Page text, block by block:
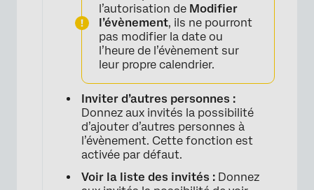
l’autorisation de Modifier
l’évènement, ils ne pourront
pas modifier la date ou
l’heure de l’évènement sur
leur propre calendrier.
Inviter d’autres personnes :
Donnez aux invités la possibilité
d’ajouter d’autres personnes à
l’évènement. Cette fonction est
activée par défaut.
Voir la liste des invités : Donnez